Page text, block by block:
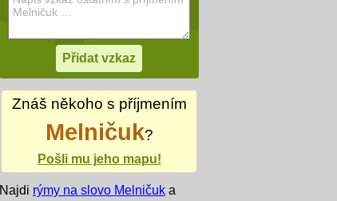
Znáš někoho s příjmením
Melničuk?
Pošli mu jeho mapu!
Najdi rýmy na slovo Melničuk a